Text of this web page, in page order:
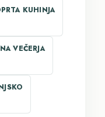
KUHINJA
VEČERJA